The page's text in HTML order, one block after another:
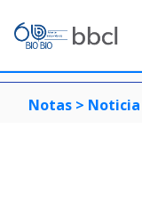
Notas > Noticia